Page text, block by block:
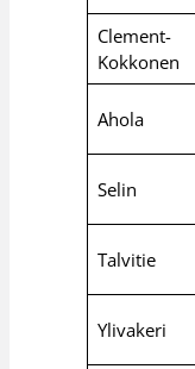
Clement-
Kokkonen
Ahola
Selin
Talvitie
Ylivakeri